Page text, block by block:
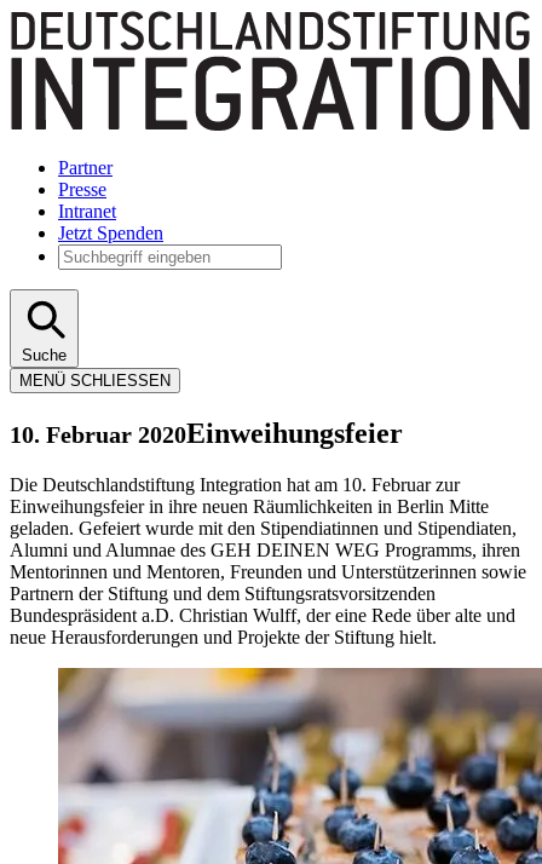
Partner
Presse
Intranet
Jetzt Spenden
Suche
MENÜ SCHLIESSEN
10. Februar 2020Einweihungsfeier
Die Deutschlandstiftung Integration hat am 10. Februar zur
Einweihungsfeier in ihre neuen Räumlichkeiten in Berlin Mitte
geladen. Gefeiert wurde mit den Stipendiatinnen und Stipendiaten,
Alumni und Alumnae des GEH DEINEN WEG Programms, ihren
Mentorinnen und Mentoren, Freunden und Unterstützerinnen sowie
Partnern der Stiftung und dem Stiftungsratsvorsitzenden
Bundespräsident a.D. Christian Wulff, der eine Rede über alte und
neue Herausforderungen und Projekte der Stiftung hielt.